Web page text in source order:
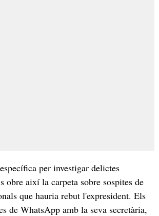
per investigar delictes
obre així la carpeta sobre sospites de
que hauria rebut l'expresident. Els
de WhatsApp amb la seva secretària,